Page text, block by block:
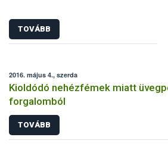
TOVÁBB
2016. május 4., szerda
Kioldódó nehézfémek miatt
forgalomból
TOVÁBB